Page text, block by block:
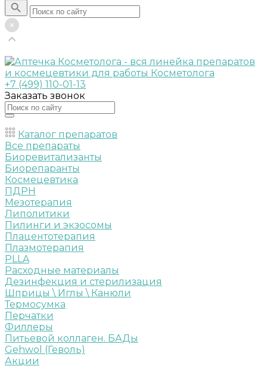
+7 (499) 110-01-13
Заказать звонок
Каталог препаратов
Все препараты
Биоревитализанты
Биорепаранты
Космецевтика
ПДРН
Мезотерапия
Липолитики
Пилинги и экзосомы
Плацентотерапия
Плазмотерапия
PLLA
Расходные материалы
Дезинфекция и стерилизация
Шприцы \ Иглы \ Канюли
Термосумка
Перчатки
Филлеры
Питьевой коллаген. БАДы
Gehwol (Геволь)
Акции